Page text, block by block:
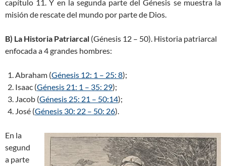
capítulo 11. Y en la segunda parte del Génesis se muestra la
misión de rescate del mundo por parte de Dios.
B) La Historia Patriarcal (Génesis 12 – 50). Historia patriarcal
enfocada a 4 grandes hombres:
Abraham (Génesis 12: 1 – 25: 8);
Isaac (Génesis 21: 1 – 35: 29);
Jacob (Génesis 25: 21 – 50:14);
José (Génesis 30: 22 – 50: 26).
En la
segund
a parte